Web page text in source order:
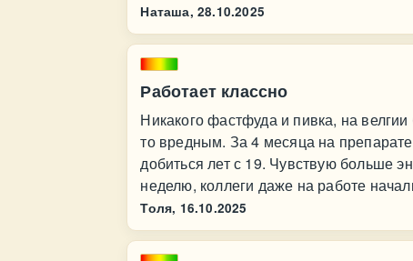
Наташа, 28.10.2025
Работает классно
Никакого фастфуда и пивка, на
то вредным. За 4 месяца на препарате
добиться лет с 19. Чувствую больше
неделю, коллеги даже на работе
Толя, 16.10.2025